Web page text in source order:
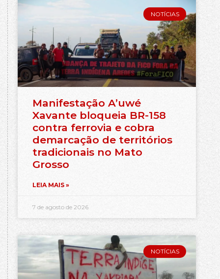
NOTÍCIAS
Manifestação A’uwé
Xavante bloqueia BR-158
contra ferrovia e cobra
demarcação de territórios
tradicionais no Mato
Grosso
LEIA MAIS »
7 de agosto de 2026
NOTÍCIAS